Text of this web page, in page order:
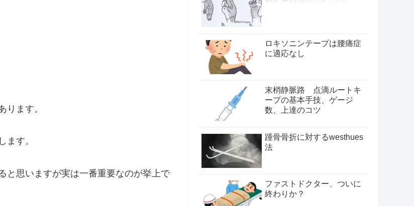
ります。
ます。
と思いますが実は一番重要なのが挙上で
ロキソニンテープは腰痛症
に適応なし
末梢静脈路 点滴ルートキ
ープの基本手技、ゲージ
数、上達のコツ
踵骨骨折に対するwesthues
法
ファストドクター、ついに
終わりか？